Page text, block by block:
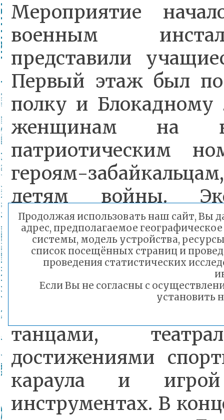
Мероприятие
военным
представили
Первый этаж был
полку и Блокадному
женщинам на
патриотическим
героям-
детям войны.
Почетный караул
«ТОК-16» с
войне.
танцами,
достижениями
караула и
инструментах. В
Продолжая использовать наш сайт, Вы
адрес, предполагаемое
системы, модель устройства,
список посещённых страниц и
проведения статистических
Если Вы не согласны с
установить